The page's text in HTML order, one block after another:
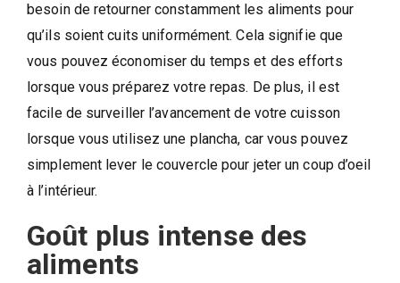
besoin de retourner constamment les aliments pour
qu’ils soient cuits uniformément. Cela signifie que
vous pouvez économiser du temps et des efforts
lorsque vous préparez votre repas. De plus, il est
facile de surveiller l’avancement de votre cuisson
lorsque vous utilisez une plancha, car vous pouvez
simplement lever le couvercle pour jeter un coup d’oeil
à l’intérieur.
Goût plus intense des
aliments